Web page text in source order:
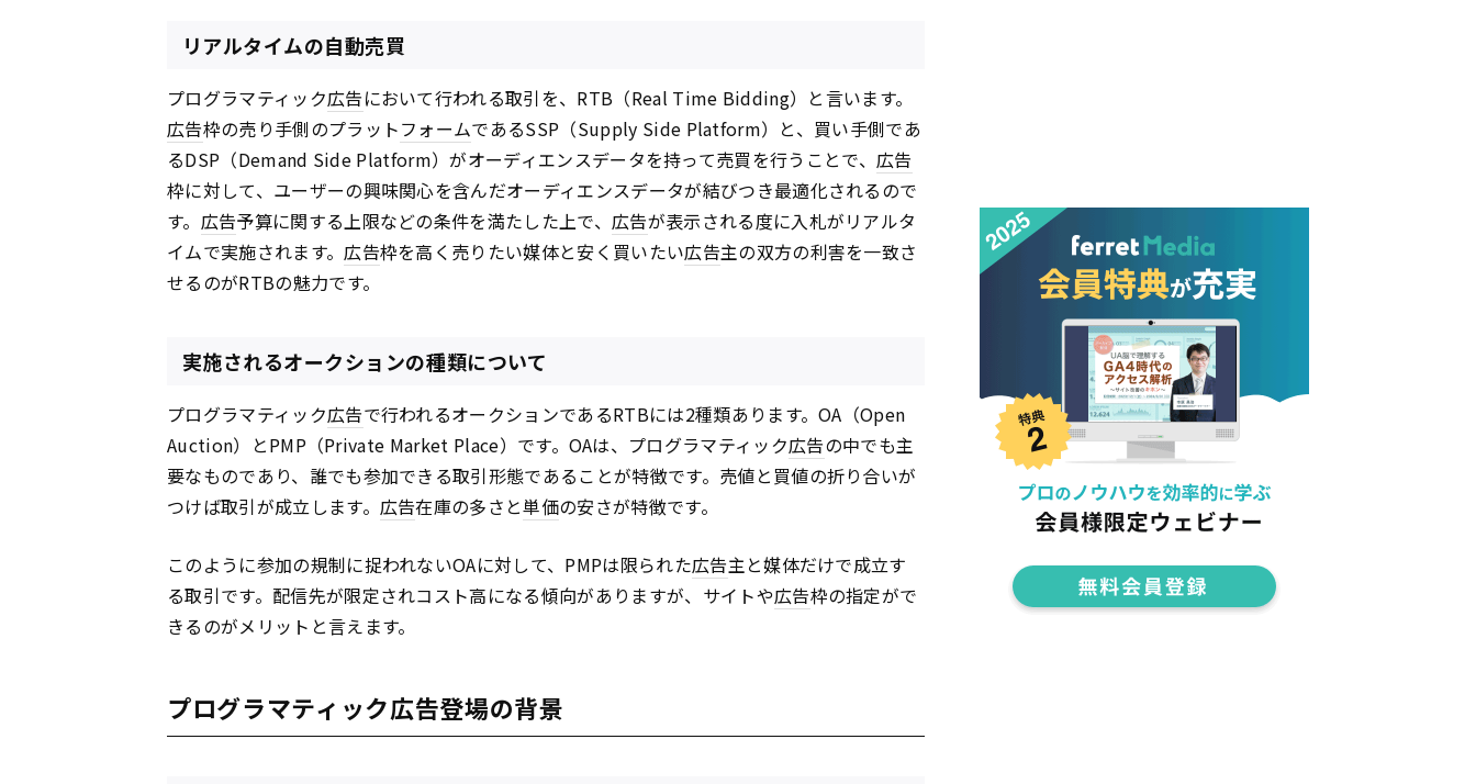
リアルタイムの自動売買
プログラマティック広告において行われる取引を、RTB（Real Time Bidding）と言います。
広告枠の売り手側のプラットフォームであるSSP（Supply Side Platform）と、買い手側であ
るDSP（Demand Side Platform）がオーディエンスデータを持って売買を行うことで、 広告
枠に対して、ユーザーの興味関心を含んだオーディエンスデータが結びつき最適化されるので
す。 広告予算に関する上限などの条件を満たした上で、 広告が表示される度に入札がリアルタ
イムで実施されます。 広告枠を高く売りたい媒体と安く買いたい広告主の双方の利害を一致さ
せるのがRTBの魅力です。
実施されるオークションの種類について
プログラマティック広告で行われるオークションであるRTBには2種類あります。OA（Open
Auction）とPMP（Private Market Place）です。OAは、プログラマティック広告の中でも主
要なものであり、誰でも参加できる取引形態であることが特徴です。売値と買値の折り合いが
つけば取引が成立します。 広告在庫の多さと単価の安さが特徴です。
このように参加の規制に捉われないOAに対して、PMPは限られた広告主と媒体だけで成立す
る取引です。配信先が限定されコスト高になる傾向がありますが、サイトや広告枠の指定がで
きるのがメリットと言えます。
プログラマティック広告登場の背景